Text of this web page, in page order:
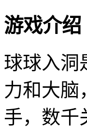
游戏介绍
球球入洞
力和大脑
手，数千